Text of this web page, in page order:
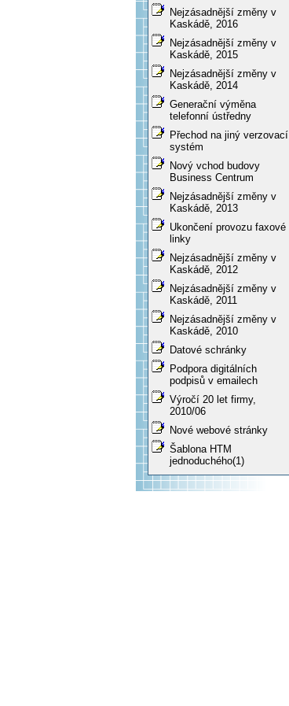
Nejzásadnější změny v
Kaskádě, 2016
Nejzásadnější změny v
Kaskádě, 2015
Nejzásadnější změny v
Kaskádě, 2014
Generační výměna
telefonní ústředny
Přechod na jiný verzovací
systém
Nový vchod budovy
Business Centrum
Nejzásadnější změny v
Kaskádě, 2013
Ukončení provozu faxové
linky
Nejzásadnější změny v
Kaskádě, 2012
Nejzásadnější změny v
Kaskádě, 2011
Nejzásadnější změny v
Kaskádě, 2010
Datové schránky
Podpora digitálních
podpisů v emailech
Výročí 20 let firmy,
2010/06
Nové webové stránky
Šablona HTM
jednoduchého(1)